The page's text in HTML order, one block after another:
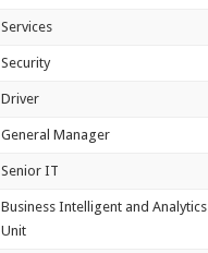
Services
Security
Driver
General Manager
Senior IT
Business Intelligent and Analytics
Unit